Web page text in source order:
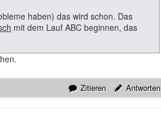
haben) das wird schon. Das
mit dem Lauf ABC beginnen, das
Zitieren Antworten